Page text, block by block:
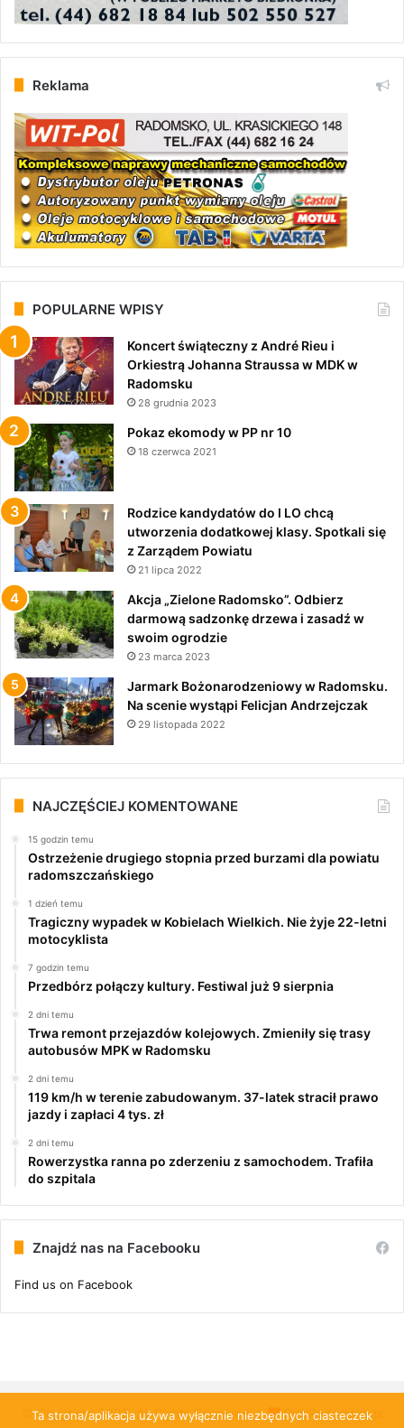
Reklama
POPULARNE WPISY
Koncert świąteczny z André Rieu i
Orkiestrą Johanna Straussa w MDK w
Radomsku
28 grudnia 2023
Pokaz ekomody w PP nr 10
18 czerwca 2021
Rodzice kandydatów do I LO chcą
utworzenia dodatkowej klasy. Spotkali się
z Zarządem Powiatu
21 lipca 2022
Akcja „Zielone Radomsko”. Odbierz
darmową sadzonkę drzewa i zasadź w
swoim ogrodzie
23 marca 2023
Jarmark Bożonarodzeniowy w Radomsku.
Na scenie wystąpi Felicjan Andrzejczak
29 listopada 2022
NAJCZĘŚCIEJ KOMENTOWANE
15 godzin temu
Ostrzeżenie drugiego stopnia przed burzami dla powiatu
radomszczańskiego
1 dzień temu
Tragiczny wypadek w Kobielach Wielkich. Nie żyje 22-letni
motocyklista
7 godzin temu
Przedbórz połączy kultury. Festiwal już 9 sierpnia
2 dni temu
Trwa remont przejazdów kolejowych. Zmieniły się trasy
autobusów MPK w Radomsku
2 dni temu
119 km/h w terenie zabudowanym. 37-latek stracił prawo
jazdy i zapłaci 4 tys. zł
2 dni temu
Rowerzystka ranna po zderzeniu z samochodem. Trafiła
do szpitala
Znajdź nas na Facebooku
Find us on Facebook
© Copyright 2026, All Rights Reserved | PulsRadomska.pl
Ta strona/aplikacja używa wyłącznie niezbędnych ciasteczek